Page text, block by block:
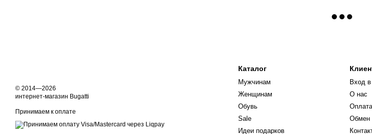
© 2014—2026
интернет-магазин Bugatti
Принимаем к оплате
Каталог
Мужчинам
Женщинам
Обувь
Sale
Идеи подарков
Вход
О нас
Обмен